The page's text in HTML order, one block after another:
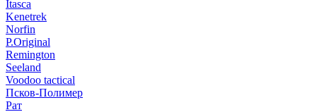
Itasca
Kenetrek
Norfin
P.Original
Remington
Seeland
Voodoo tactical
Псков-Полимер
Рат